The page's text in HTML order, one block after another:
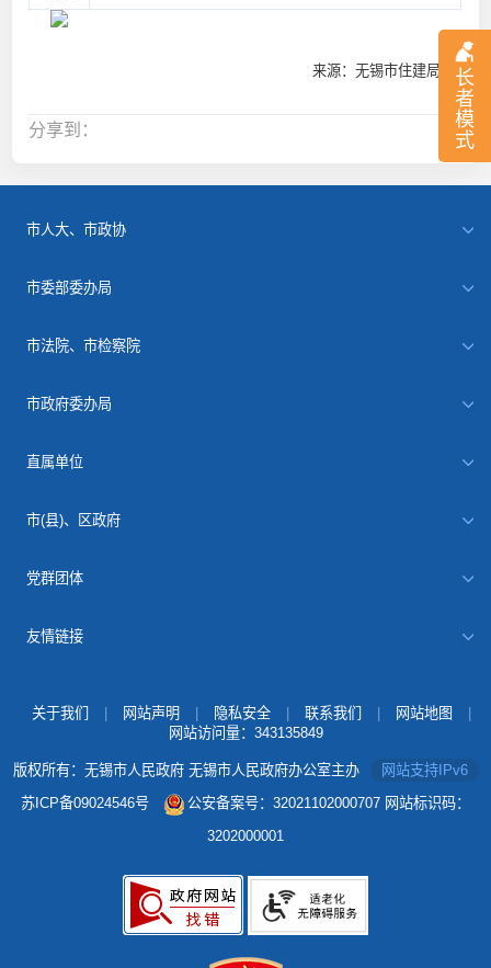
长
者
模
式
来源：无锡市住建局
分享到：
市人大、市政协
市委部委办局
市法院、市检察院
市政府委办局
直属单位
市(县)、区政府
党群团体
友情链接
关于我们 网站声明 隐私安全 联系我们 网站地图
网站访问量： 343135849
版权所有：无锡市人民政府 无锡市人民政府办公室主办
网站支持IPv6
苏ICP备09024546号
公安备案号：32021102000707 网站标识码：
3202000001